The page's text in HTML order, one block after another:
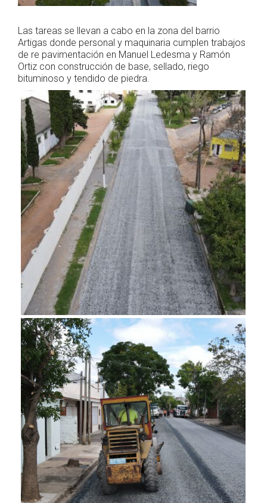
Las tareas se llevan a cabo en la zona del barrio
Artigas donde personal y maquinaria cumplen trabajos
de re pavimentación en Manuel Ledesma y Ramón
Ortiz con construcción de base, sellado, riego
bituminoso y tendido de piedra.